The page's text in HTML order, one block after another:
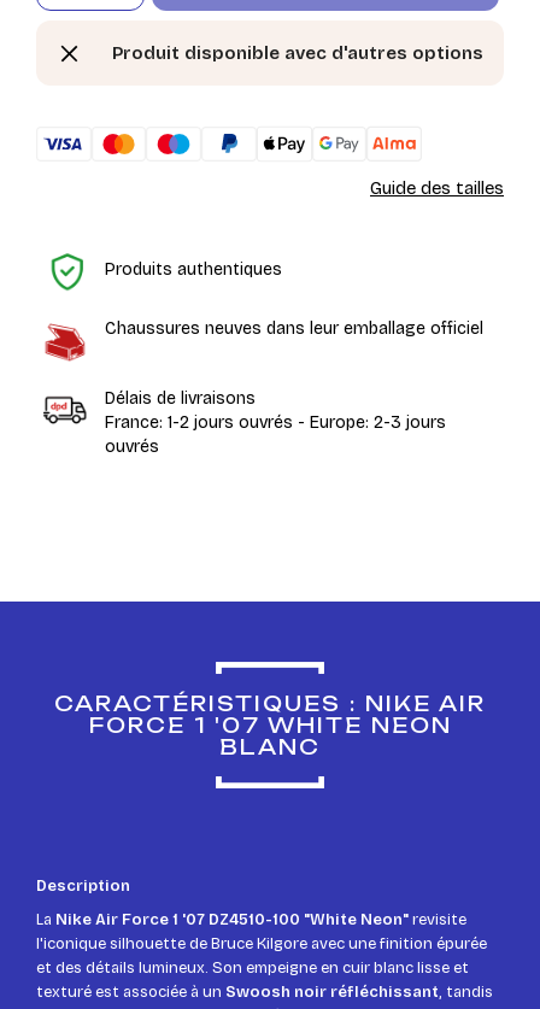
Produit disponible avec d'autres options
Guide des tailles
Produits authentiques
Chaussures neuves dans leur emballage officiel
Délais de livraisons
France: 1-2 jours ouvrés - Europe: 2-3 jours
ouvrés
CARACTÉRISTIQUES : NIKE AIR
FORCE 1 '07 WHITE NEON
BLANC
Description
La Nike Air Force 1 '07 DZ4510-100 "White Neon"revisite
l'iconique silhouette de Bruce Kilgore avec une finition épurée
et des détails lumineux. Son empeigne en cuir blanc lisse et
texturé est associée à un Swoosh noir réfléchissant, tandis